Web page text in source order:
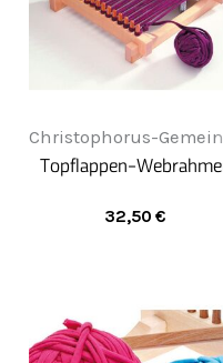
Christophorus-
Topflappen-
32,50 €